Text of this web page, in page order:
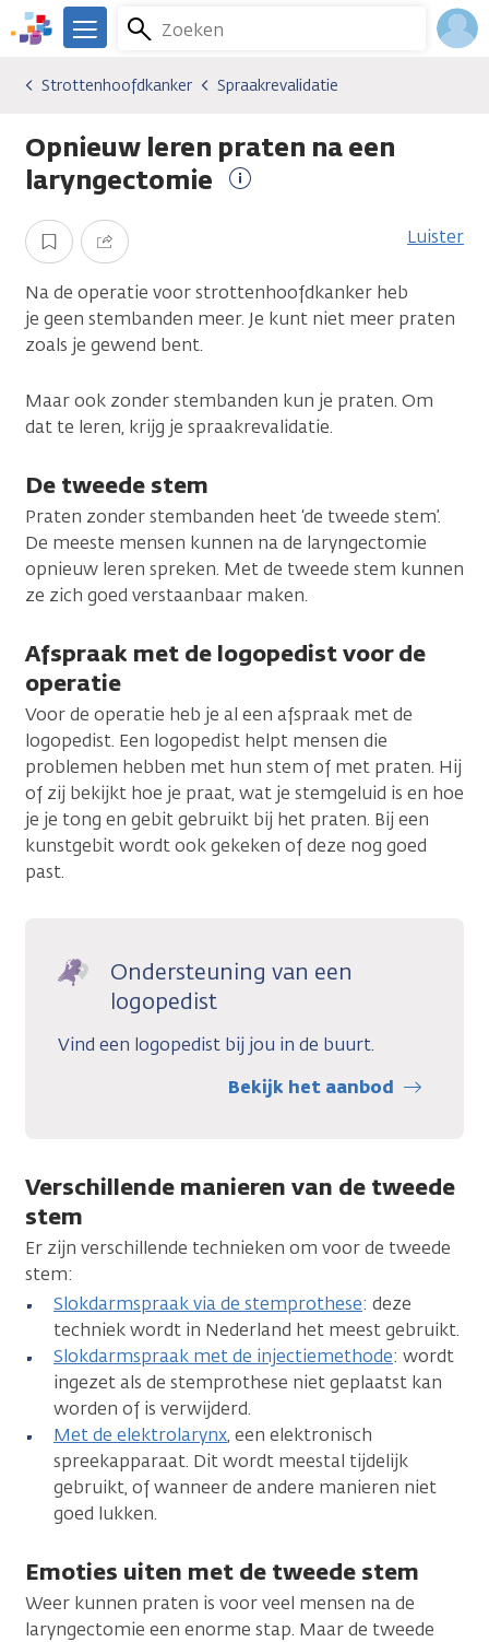
Overslaan
en
gaan
We
er
je.
Kanker.nl
Zoeken
Menu
Kankersoorten
Strottenhoofdkanker
Spraakrevalidatie
Strottenhoofdkanker Spraakrevalidatie
Opnieuw leren praten na een
laryngectomie
Opslaan Delen Luister
Na de operatie voor strottenhoofdkanker heb
je geen stembanden meer. Je kunt niet meer praten
zoals je gewend bent.
Maar ook zonder stembanden kun je praten. Om
dat te leren, krijg je spraakrevalidatie.
De tweede stem
Praten zonder stembanden heet ‘de tweede stem’.
De meeste mensen kunnen na de laryngectomie
opnieuw leren spreken. Met de tweede stem kunnen
ze zich goed verstaanbaar maken.
Afspraak met de logopedist voor de
operatie
Voor de operatie heb je al een afspraak met de
logopedist. Een logopedist helpt mensen die
problemen hebben met hun stem of met praten. Hij
of zij bekijkt hoe je praat, wat je stemgeluid is en hoe
je je tong en gebit gebruikt bij het praten. Bij een
kunstgebit wordt ook gekeken of deze nog goed
past.
Ondersteuning van een
logopedist
Vind een logopedist bij jou in de buurt.
Bekijk het aanbod
Verschillende manieren van de tweede
stem
Er zijn verschillende technieken om voor de tweede
stem:
Slokdarmspraak via de stemprothese: deze
techniek wordt in Nederland het meest gebruikt.
Slokdarmspraak met de injectiemethode: wordt
ingezet als de stemprothese niet geplaatst kan
worden of is verwijderd.
Met de elektrolarynx, een elektronisch
spreekapparaat. Dit wordt meestal tijdelijk
gebruikt, of wanneer de andere manieren niet
goed lukken.
Emoties uiten met de tweede stem
Weer kunnen praten is voor veel mensen na de
laryngectomie een enorme stap. Maar de tweede